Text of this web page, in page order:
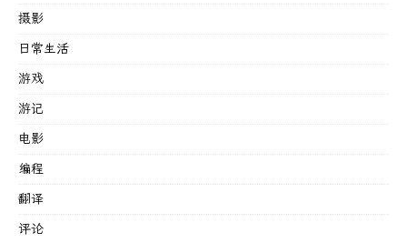
摄影
日常生活
游戏
游记
电影
编程
翻译
评论